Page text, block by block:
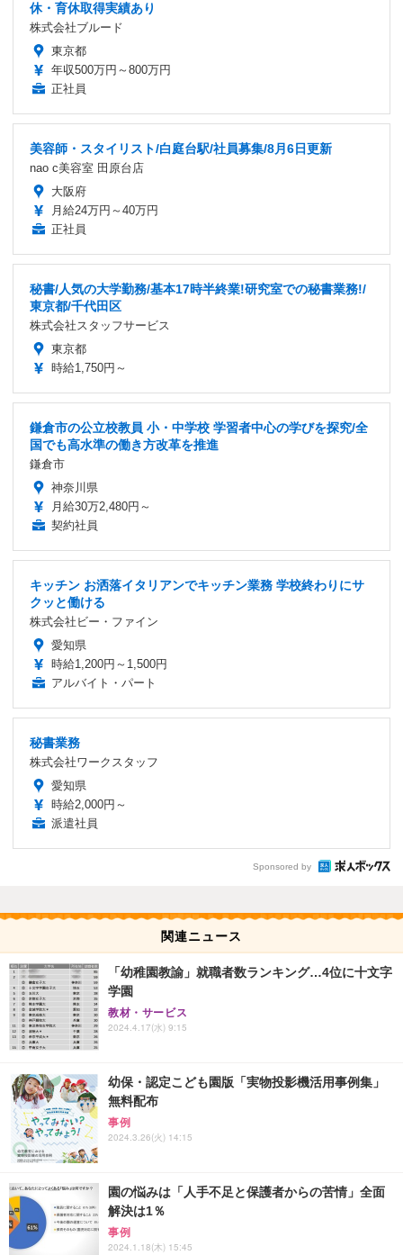
休・育休取得実績あり
株式会社ブルード
東京都
年収500万円～800万円
正社員
美容師・スタイリスト/白庭台駅/社員募集/8月6日更新
nao c美容室 田原台店
大阪府
月給24万円～40万円
正社員
秘書/人気の大学勤務/基本17時半終業!研究室での秘書業務!/
東京都/千代田区
株式会社スタッフサービス
東京都
時給1,750円～
鎌倉市の公立校教員 小・中学校 学習者中心の学びを探究/全
国でも高水準の働き方改革を推進
鎌倉市
神奈川県
月給30万2,480円～
契約社員
キッチン お洒落イタリアンでキッチン業務 学校終わりにサ
クッと働ける
株式会社ビー・ファイン
愛知県
時給1,200円～1,500円
アルバイト・パート
秘書業務
株式会社ワークスタッフ
愛知県
時給2,000円～
派遣社員
Sponsored by
関連ニュース
「幼稚園教諭」就職者数ランキング…4位に十文字
学園
教材・サービス
2024.4.17(水) 9:15
幼保・認定こども園版「実物投影機活用事例集」
無料配布
事例
2024.3.26(火) 14:15
園の悩みは「人手不足と保護者からの苦情」全面
解決は1％
事例
2024.1.18(木) 15:45